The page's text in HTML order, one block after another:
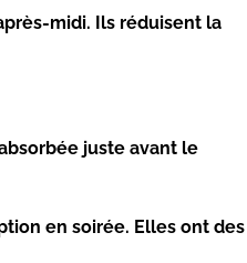
midi. Ils réduisent la
juste avant le
en soirée. Elles ont des